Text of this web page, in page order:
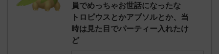
員でめっちゃお世話になったな
トロピウスとかアブソルとか、当
時は見た目でパーティー入れたけ
ど